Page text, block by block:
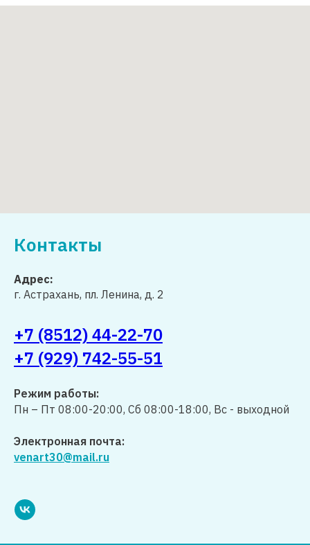
Контакты
Адрес:
г. Астрахань, пл. Ленина, д. 2
+7 (8512) 44-22-70
+7 (929) 742-55-51
Режим работы:
Пн – Пт 08:00-20:00, Сб 08:00-18:00, Вс - выходной
Электронная почта:
venart30@mail.ru